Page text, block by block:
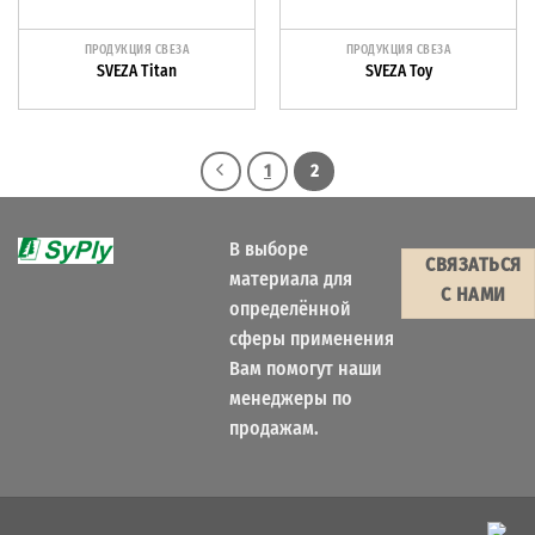
ПРОДУКЦИЯ СВЕЗА
SVEZA Titan
ПРОДУКЦИЯ СВЕЗА
SVEZA Toy
1 2
В выборе
материала для
определённой
сферы применения
Вам помогут наши
менеджеры по
продажам.
СВЯЗАТЬСЯ
С НАМИ